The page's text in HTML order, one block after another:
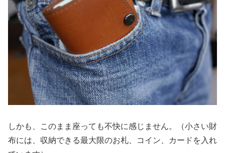
しかも、このまま座っても不快に感じません。（小さい財
布には、収納できる最大限のお札、コイン、カードを入れ